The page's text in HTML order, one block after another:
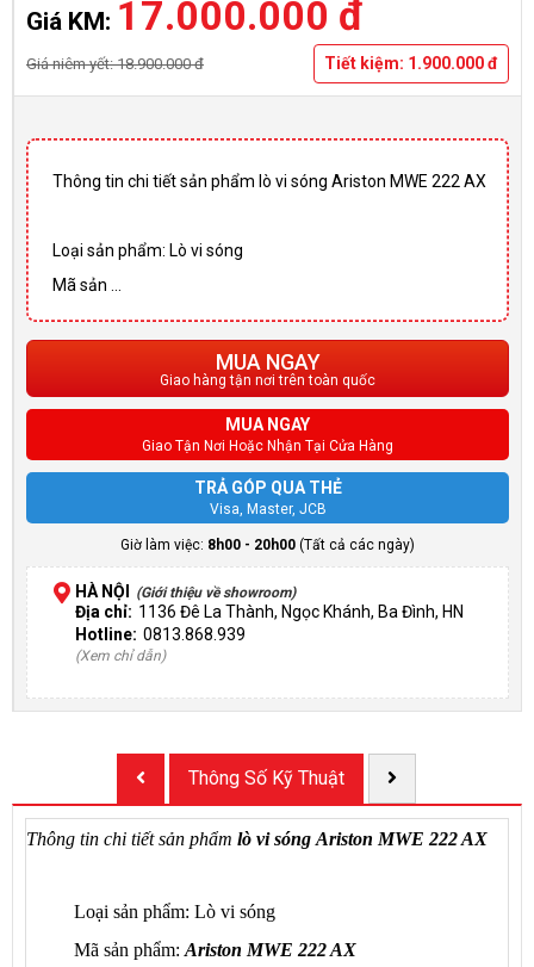
Giá KM: 17.000.000 đ
Giá niêm yết: 18.900.000 đ Tiết kiệm: 1.900.000 đ
Thông tin chi tiết sản phẩm lò vi sóng Ariston MWE 222 AX
Loại sản phẩm: Lò vi sóng
Mã sản ...
MUA NGAY
Giao hàng tận nơi trên toàn quốc
MUA NGAY
Giao Tận Nơi Hoặc Nhận Tại Cửa Hàng
TRẢ GÓP QUA THẺ
Visa, Master, JCB
Giờ làm việc: 8h00 - 20h00 (Tất cả các ngày)
HÀ NỘI (Giới thiệu về showroom)
Địa chỉ: 1136 Đê La Thành, Ngọc Khánh, Ba Đình, HN
Hotline: 0813.868.939
(Xem chỉ dẫn)
Thông Số Kỹ Thuật
Thông tin chi tiết sản phẩm lò vi sóng Ariston MWE 222 AX
Loại sản phẩm: Lò vi sóng
Mã sản phẩm:AristonMWE 222 AX